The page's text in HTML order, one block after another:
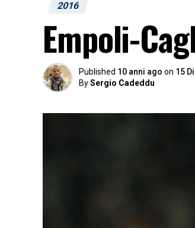
2016
Empoli-
Published 10 anni ago on 15
BySergio Cadeddu